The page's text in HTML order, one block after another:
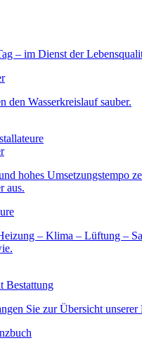
– im Dienst der
den Wasserkreislauf sauber.
hohes Umsetzungstempo
aus.
– Klima – Lüftung –
Bestattung
Sie zur Übersicht unserer